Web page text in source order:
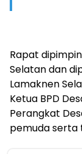
Rapat
Selatan dan
Lamaknen
Ketua BPD
Perangkat
pemuda serta